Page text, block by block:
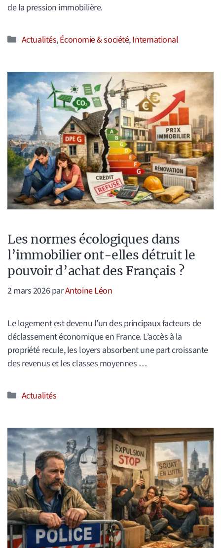
de la pression immobilière.
Catégories
Actualités,Économie & société,International
Les normes écologiques dans
l’immobilier ont-elles détruit le
pouvoir d’achat des Français ?
2 mars 2026parAntoine Léon
Le logement est devenu l’un des principaux facteurs de
déclassement économique en France. L’accès à la
propriété recule, les loyers absorbent une part croissante
des revenus et les classes moyennes …
Catégories
Actualités